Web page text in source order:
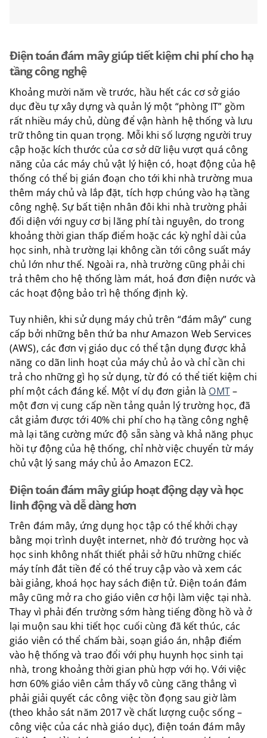
Điện toán đám mây giúp tiết kiệm chi phí cho hạ
tầng công nghệ
Khoảng mười năm về trước, hầu hết các cơ sở giáo
dục đều tự xây dựng và quản lý một “phòng IT” gồm
rất nhiều máy chủ, dùng để vận hành hệ thống và lưu
trữ thông tin quan trọng. Mỗi khi số lượng người truy
cập hoặc kích thước của cơ sở dữ liệu vượt quá công
năng của các máy chủ vật lý hiện có, hoạt động của hệ
thống có thể bị gián đoạn cho tới khi nhà trường mua
thêm máy chủ và lắp đặt, tích hợp chúng vào hạ tầng
công nghệ. Sự bất tiện nhân đôi khi nhà trường phải
đối diện với nguy cơ bị lãng phí tài nguyên, do trong
khoảng thời gian thấp điểm hoặc các kỳ nghỉ dài của
học sinh, nhà trường lại không cần tới công suất máy
chủ lớn như thế. Ngoài ra, nhà trường cũng phải chi
trả thêm cho hệ thống làm mát, hoá đơn điện nước và
các hoạt động bảo trì hệ thống định kỳ.
Tuy nhiên, khi sử dụng máy chủ trên “đám mây” cung
cấp bởi những bên thứ ba như Amazon Web Services
(AWS), các đơn vị giáo dục có thể tận dụng được khả
năng co dãn linh hoạt của máy chủ ảo và chỉ cần chi
trả cho những gì họ sử dụng, từ đó có thể tiết kiệm chi
phí một cách đáng kể. Một ví dụ đơn giản là OMT–
một đơn vị cung cấp nền tảng quản lý trường học, đã
cắt giảm được tới 40% chi phí cho hạ tầng công nghệ
mà lại tăng cường mức độ sẵn sàng và khả năng phục
hồi tự động của hệ thống, chỉ nhờ việc chuyển từ máy
chủ vật lý sang máy chủ ảo Amazon EC2.
Điện toán đám mây giúp hoạt động dạy và học
linh động và dễ dàng hơn
Trên đám mây, ứng dụng học tập có thể khởi chạy
bằng mọi trình duyệt internet, nhờ đó trường học và
học sinh không nhất thiết phải sở hữu những chiếc
máy tính đắt tiền để có thể truy cập vào và xem các
bài giảng, khoá học hay sách điện tử. Điện toán đám
mây cũng mở ra cho giáo viên cơ hội làm việc tại nhà.
Thay vì phải đến trường sớm hàng tiếng đồng hồ và ở
lại muộn sau khi tiết học cuối cùng đã kết thúc, các
giáo viên có thể chấm bài, soạn giáo án, nhập điểm
vào hệ thống và trao đổi với phụ huynh học sinh tại
nhà, trong khoảng thời gian phù hợp với họ. Với việc
hơn 60% giáo viên cảm thấy vô cùng căng thẳng vì
phải giải quyết các công việc tồn đọng sau giờ làm
(theo khảo sát năm 2017 về chất lượng cuộc sống –
công việc của các nhà giáo dục), điện toán đám mây